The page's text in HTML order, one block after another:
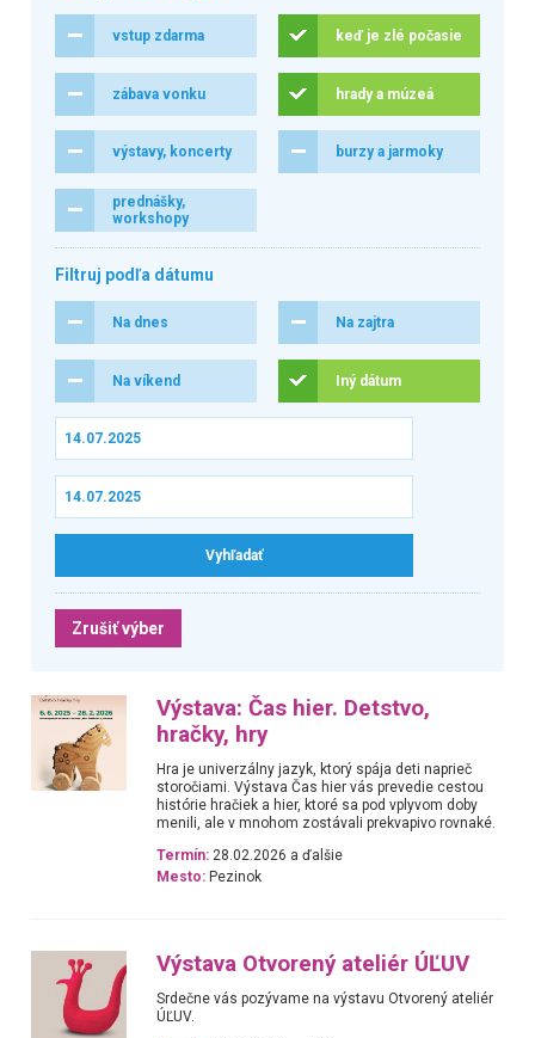
vstup zdarma keď je zlé počasie
zábava vonku hrady a múzeá
výstavy, koncerty burzy a jarmoky
prednášky,
workshopy
Filtruj podľa dátumu
Na dnes Na zajtra
Na víkend Iný dátum
Zrušiť výber
Výstava: Čas hier. Detstvo,
hračky, hry
Hra je univerzálny jazyk, ktorý spája deti naprieč
storočiami. Výstava Čas hier vás prevedie cestou
histórie hračiek a hier, ktoré sa pod vplyvom doby
menili, ale v mnohom zostávali prekvapivo rovnaké.
Termín: 28.02.2026 a ďalšie
Mesto: Pezinok
Výstava Otvorený ateliér ÚĽUV
Srdečne vás pozývame na výstavu Otvorený ateliér
ÚĽUV.